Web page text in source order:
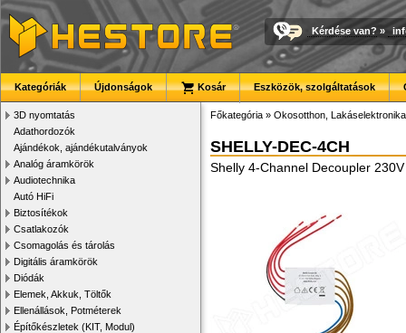
Kérdése van? »
Kategóriák Újdonságok Kosár Eszközök, szolgáltatások
3D nyomtatás
Adathordozók
Ajándékok, ajándékutalványok
Analóg áramkörök
Audiotechnika
Autó HiFi
Biztosítékok
Csatlakozók
Csomagolás és tárolás
Digitális áramkörök
Diódák
Elemek, Akkuk, Töltők
Ellenállások, Potméterek
Építőkészletek (KIT, Modul)
Főkategória » Okosotthon, Lakáselektronika
SHELLY-DEC-4CH
Shelly 4-Channel Decoupler